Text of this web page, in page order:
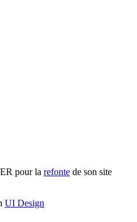
pour la refonte de son site
UI Design